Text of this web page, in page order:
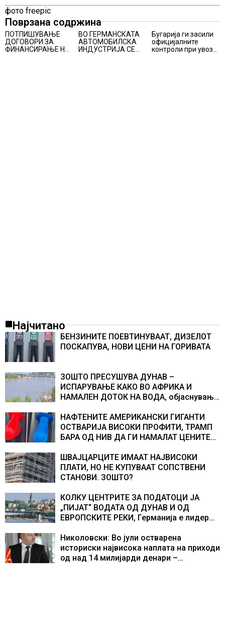
фото freepic
Поврзана содржина
ПОТПИШУВАЊЕ
ДОГОВОРИ ЗА
ФИНАНСИРАЊЕ НА
ВО ГЕРМАНСКАТА
АВТОМОБИЛСКА
ИНДУСТРИЈА СЕ
Бугарија ги засили
официјалните
контроли при увоз
Најчитано
БЕНЗИНИТЕ ПОЕВТИНУВААТ, ДИЗЕЛОТ
ПОСКАПУВА, НОВИ ЦЕНИ НА ГОРИВАТА
ЗОШТО ПРЕСУШУВА ДУНАВ –
ИСПАРУВАЊЕ КАКО ВО АФРИКА И
НАМАЛЕН ДОТОК НА ВОДА, објаснување
НАФТЕНИТЕ АМЕРИКАНСКИ ГИГАНТИ
ОСТВАРИЈА ВИСОКИ ПРОФИТИ, ТРАМП
БАРА ОД НИВ ДА ГИ НАМАЛАТ ЦЕНИТЕ
ШВАЈЦАРЦИТЕ ИМААТ НАЈВИСОКИ
ПЛАТИ, НО НЕ КУПУВААТ СОПСТВЕНИ
СТАНОВИ. ЗОШТО?
КОЛКУ ЦЕНТРИТЕ ЗА ПОДАТОЦИ ЈА
„ПИЈАТ“ ВОДАТА ОД ДУНАВ И ОД
ЕВРОПСКИТЕ РЕКИ, Германија е лидер
центри за податоци
Николовски: Во јули остварена
историски највисока наплата на приходи
од над 14 милијарди денари –